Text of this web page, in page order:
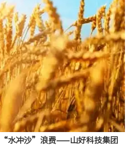
水冲沙”浪费——山好科技集团